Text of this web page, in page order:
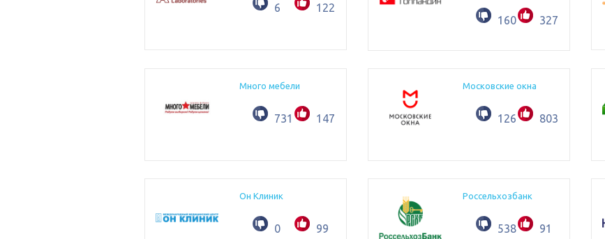
6 122
160 327
Много мебели
731 1478
Московские окна
126 803
Он Клиник
0 99
Россельхозбанк
538 91